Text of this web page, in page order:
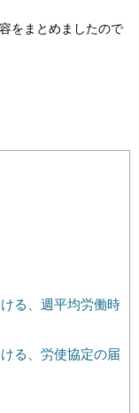
をまとめましたので
る、週平均労働時
る、労使協定の届